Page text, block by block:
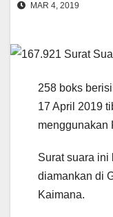
MAR 4, 2019
258 boks
17 April 2019
menggunakan
Surat suara ini
diamankan di
Kaimana.